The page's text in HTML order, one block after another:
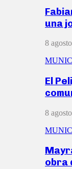
una
8
El
8
obra